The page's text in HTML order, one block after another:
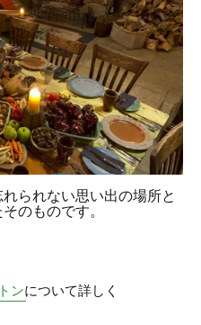
られない思い出の場所と
のものです。
ンについて詳しく